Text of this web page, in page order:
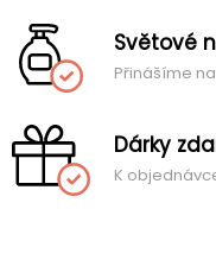
Světové
Přinášíme
Dárky
K